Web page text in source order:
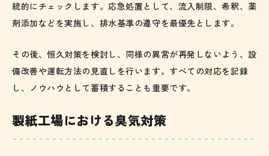
統的にチェックします。応急処置として、流入制限、希釈、薬
剤添加などを実施し、排水基準の遵守を最優先とします。
その後、恒久対策を検討し、同様の異常が再発しないよう、設
備改善や運転方法の見直しを行います。すべての対応を記録
し、ノウハウとして蓄積することも重要です。
製紙工場における臭気対策